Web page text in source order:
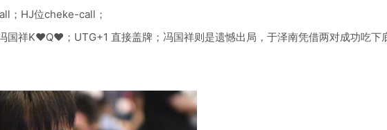
；HJ位cheke-call；
国祥K♥Q♥；UTG+1 直接盖牌；冯国祥则是遗憾出局，于泽南凭借两对成功吃下